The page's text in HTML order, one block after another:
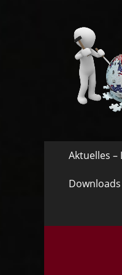
Primäres
Springe
zum
Inhalt
Aktuelles
Downloads